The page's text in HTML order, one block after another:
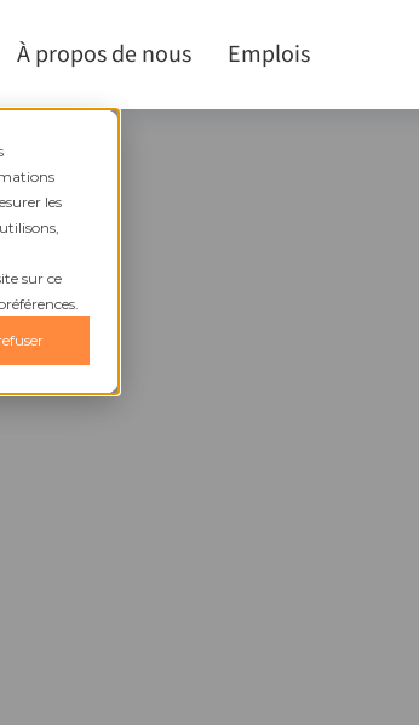
les
sur ce
À propos de nous Emplois